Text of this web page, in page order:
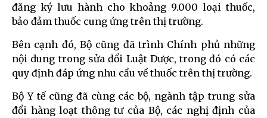
đăng ký lưu hành cho khoảng 9.000 loại thuốc,
bảo đảm thuốc cung ứng trên thị trường.
Bên cạnh đó, Bộ cũng đã trình Chính phủ những
nội dung trong sửa đổi Luật Dược, trong đó có các
quy định đáp ứng nhu cầu về thuốc trên thị trường.
Bộ Y tế cũng đã cùng các bộ, ngành tập trung sửa
đổi hàng loạt thông tư của Bộ, các nghị định của